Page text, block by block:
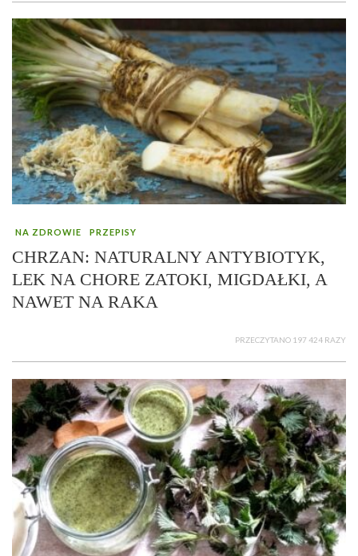
NA ZDROWIE PRZEPISY
CHRZAN: NATURALNY ANTYBIOTYK,
LEK NA CHORE ZATOKI, MIGDAŁKI, A
NAWET NA RAKA
PRZECZYTANO 197 424 RAZY